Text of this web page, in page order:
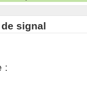
de signal
: